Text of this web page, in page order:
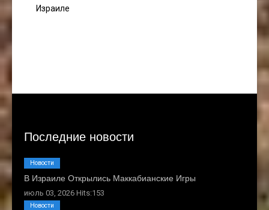
Израиле
Последние новости
В Израиле Открылись Маккабианские Игры
июль 03, 2026 Hits:153
Новости
Новости